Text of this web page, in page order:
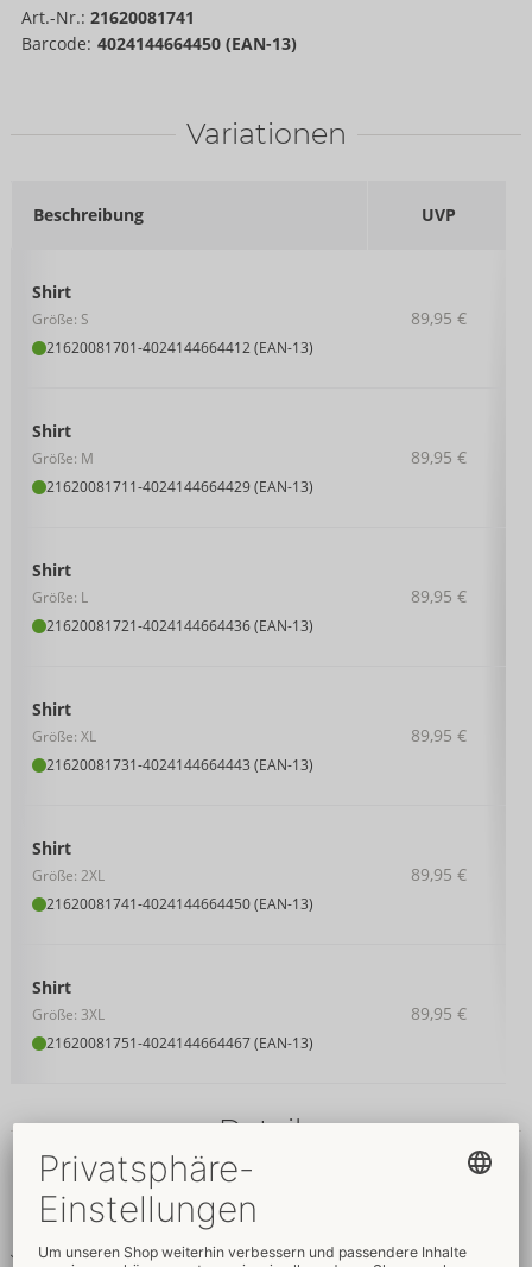
Art.-Nr.: 21620081741
Barcode: 4024144664450 (EAN-13)
Variationen
Beschreibung UVP
Shirt
Größe: S
21620081701-4024144664412 (EAN-13)
89,95 €
Shirt
Größe: M
21620081711-4024144664429 (EAN-13)
89,95 €
Shirt
Größe: L
21620081721-4024144664436 (EAN-13)
89,95 €
Shirt
Größe: XL
21620081731-4024144664443 (EAN-13)
89,95 €
Shirt
Größe: 2XL
21620081741-4024144664450 (EAN-13)
89,95 €
Shirt
Größe: 3XL
21620081751-4024144664467 (EAN-13)
89,95 €
Details
Produkttext
Betonendes ärmelloses Shirt